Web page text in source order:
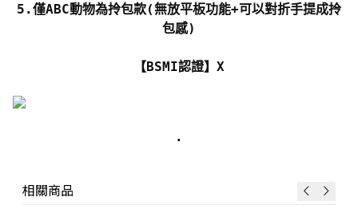
5.僅ABC動物為拎包款(無放平板功能+可以對折手提成拎
包感)
【BSMI認證】X
.
相關商品